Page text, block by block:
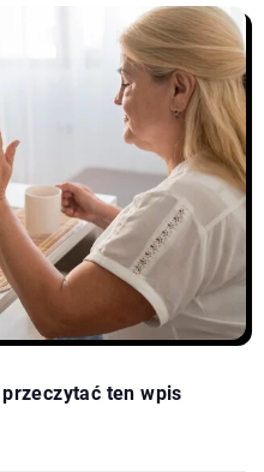
ten wpis